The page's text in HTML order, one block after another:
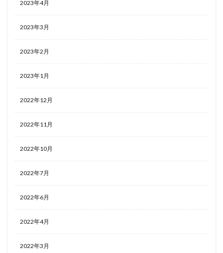
2023年4月
2023年3月
2023年2月
2023年1月
2022年12月
2022年11月
2022年10月
2022年7月
2022年6月
2022年4月
2022年3月